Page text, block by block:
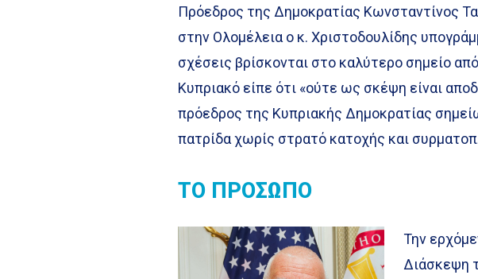
Πρόεδρος της Δημοκρατίας Κωνσταντίνος
στην Ολομέλεια ο κ. Χριστοδουλίδης
σχέσεις βρίσκονται στο καλύτερο σημείο
Κυπριακό είπε ότι «ούτε ως σκέψη είναι
πρόεδρος της Κυπριακής Δημοκρατίας
πατρίδα χωρίς στρατό κατοχής και
ΤΟ ΠΡΟΣΩΠΟ
Την
Διάσκεψη